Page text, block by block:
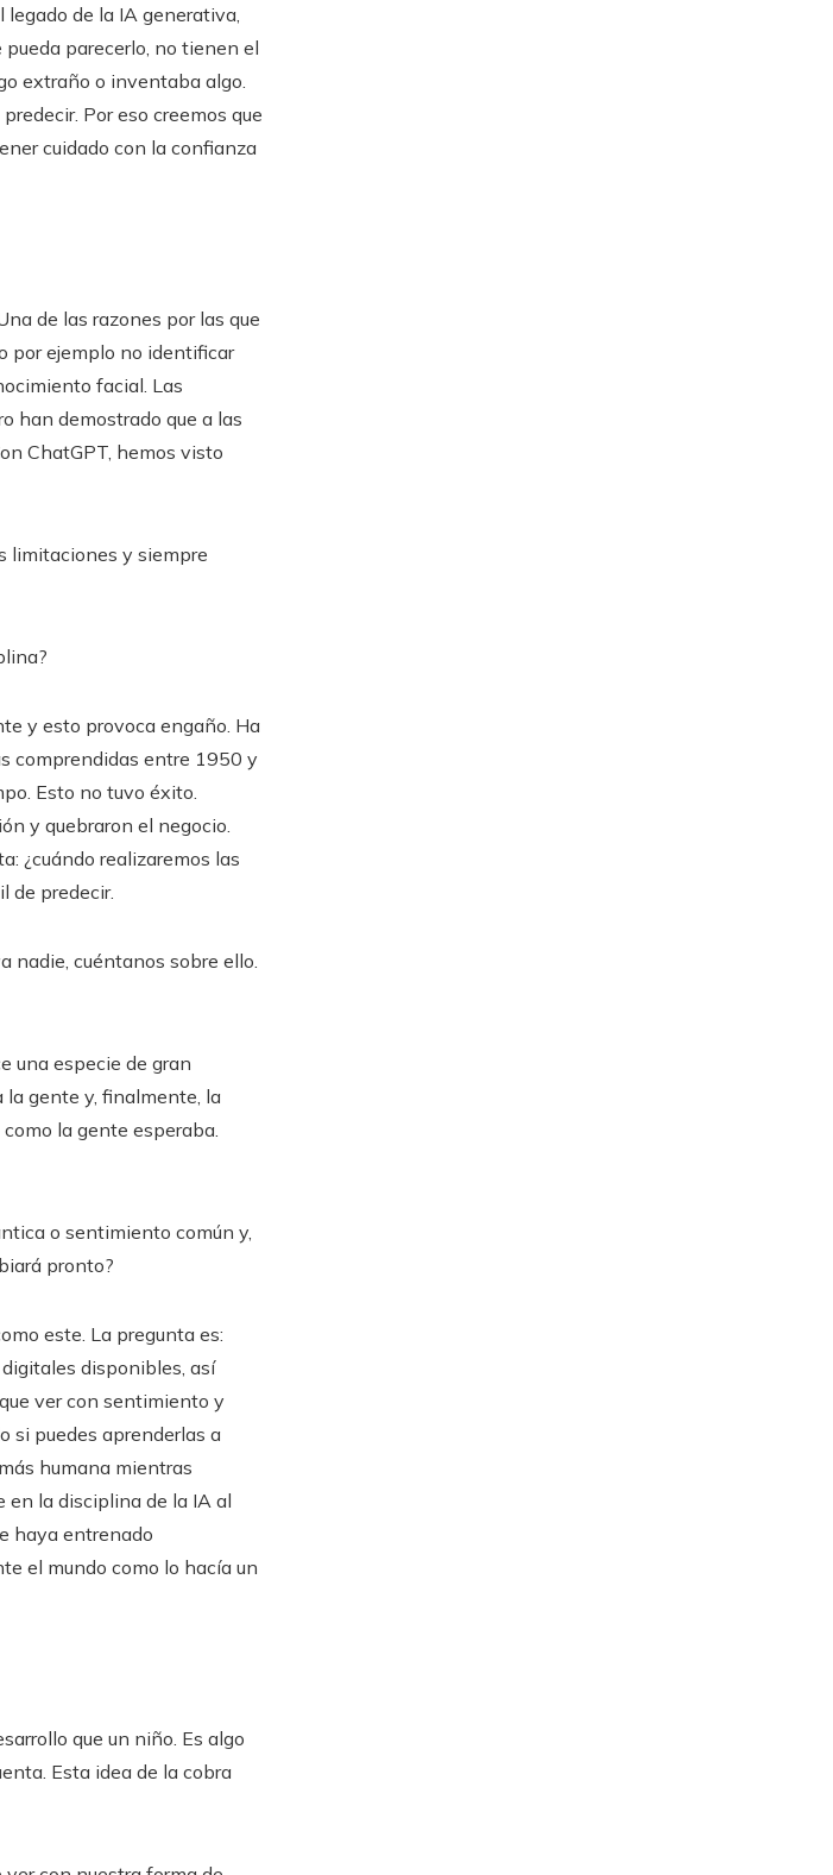
legado de la IA generativa,
parecerlo, no tienen el
extraño o inventaba algo.
Por eso creemos que
cuidado con la confianza
de las razones por las que
por ejemplo no identificar
facial. Las
han demostrado que a las
ChatGPT, hemos visto
limitaciones y siempre
y esto provoca engaño. Ha
comprendidas entre 1950 y
Esto no tuvo éxito.
y quebraron el negocio.
¿cuándo realizaremos las
de predecir.
nadie, cuéntanos sobre ello.
una especie de gran
la gente y, finalmente, la
la gente esperaba.
o sentimiento común y,
pronto?
este. La pregunta es:
disponibles, así
ver con sentimiento y
si puedes aprenderlas a
humana mientras
en la disciplina de la IA al
haya entrenado
el mundo como lo hacía un
que un niño. Es algo
Esta idea de la cobra